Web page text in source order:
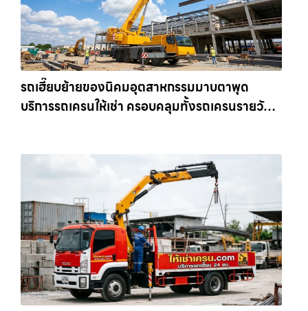
รถเฮี๊ยบย้ายของนิคมอุตสาหกรรมมาบตาพุด
บริการรถเครนให้เช่า ครอบคลุมทั้งรถเครนรายวัน